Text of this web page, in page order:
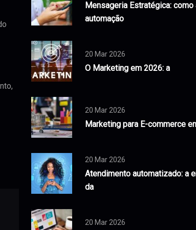
Mensageria Estratégica: como
automação
20 Mar 2026
O Marketing em 2026: a
20 Mar 2026
Marketing para E-commerce
20 Mar 2026
Atendimento automatizado: a
da
20 Mar 2026